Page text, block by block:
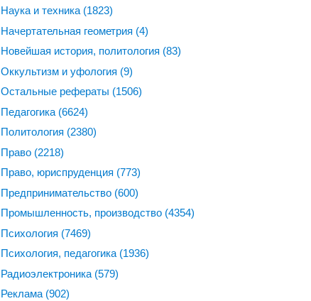
Наука и техника (1823)
Начертательная геометрия (4)
Новейшая история, политология (83)
Оккультизм и уфология (9)
Остальные рефераты (1506)
Педагогика (6624)
Политология (2380)
Право (2218)
Право, юриспруденция (773)
Предпринимательство (600)
Промышленность, производство (4354)
Психология (7469)
Психология, педагогика (1936)
Радиоэлектроника (579)
Реклама (902)